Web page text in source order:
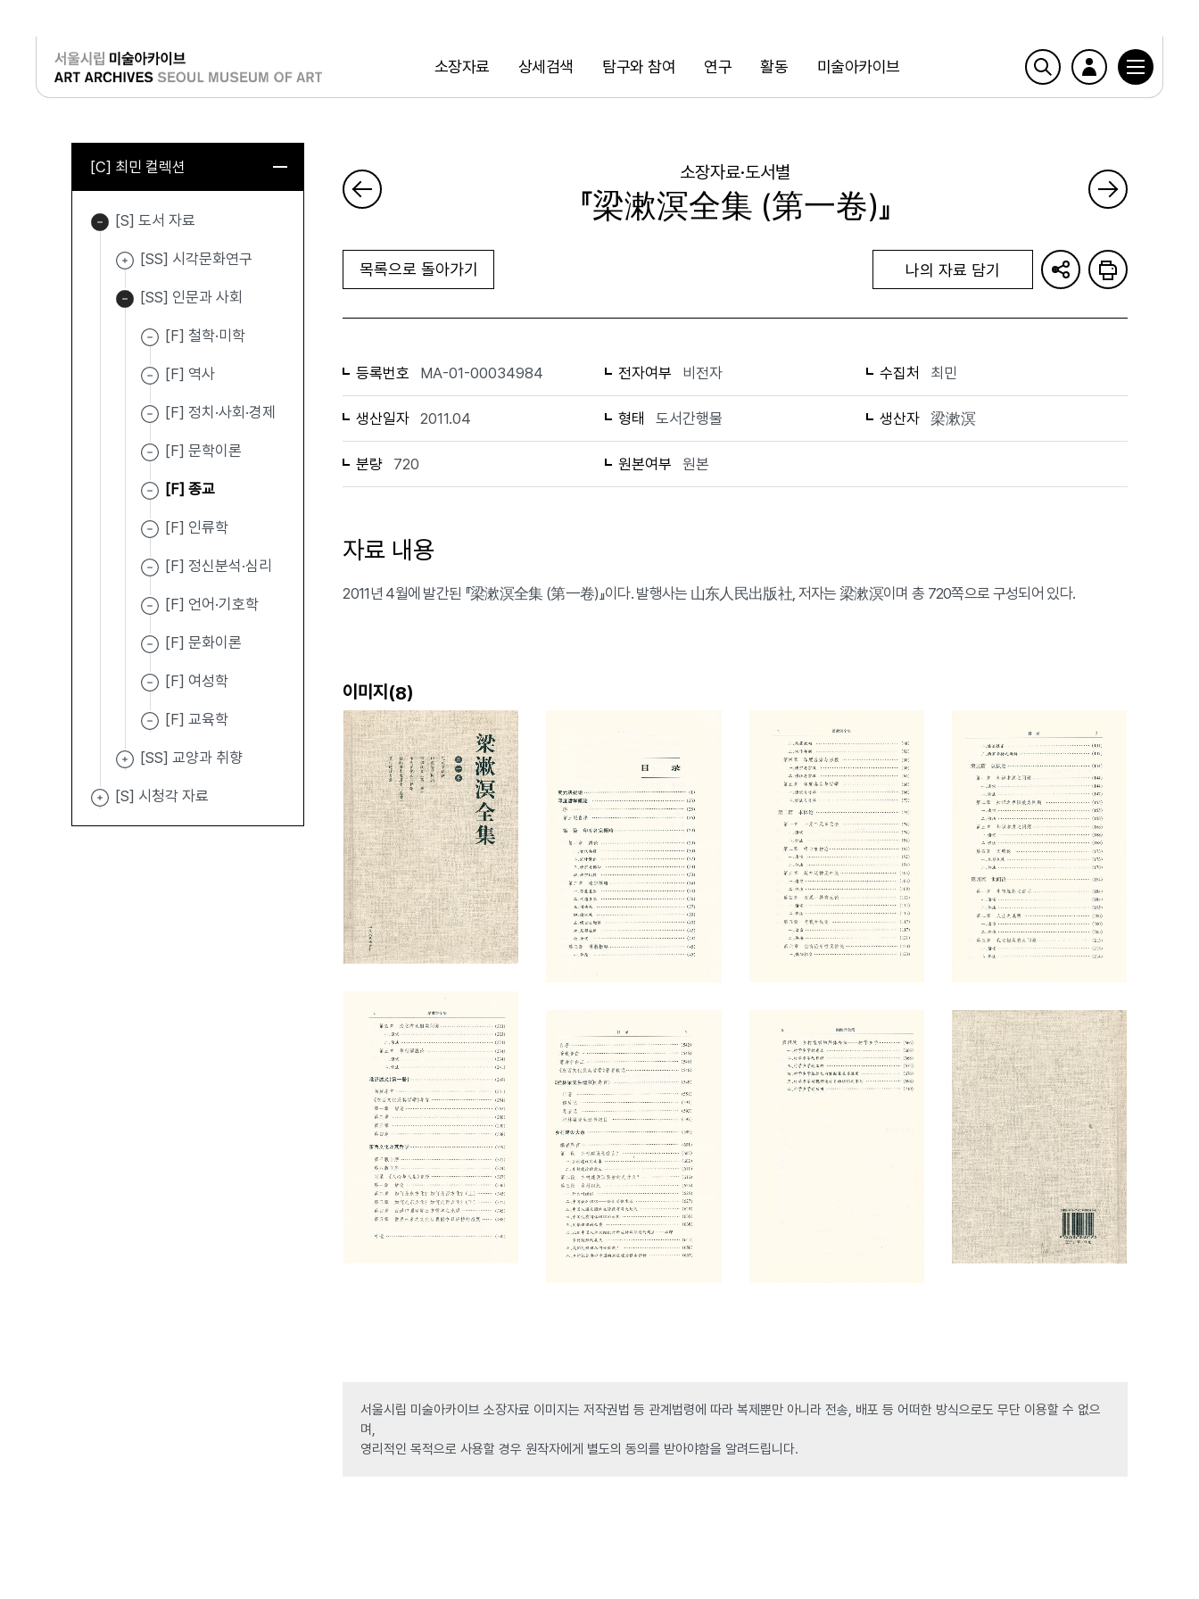
소장자료 상세검색 탐구와 참여 연구 활동 미술아카이브
검색
로그인
[C] 최민 컬렉션
[S] 도서 자료
[SS] 시각문화연구
[SS] 인문과 사회
[F] 철학·미학
[F] 역사
[F] 정치·사회·경제
[F] 문학이론
[F] 종교
[F] 인류학
[F] 정신분석·심리
[F] 언어·기호학
[F] 문화이론
[F] 여성학
[F] 교육학
[SS] 교양과 취향
[S] 시청각 자료
소장자료·도서별
『梁漱溟全集 (第一卷)』
목록으로 돌아가기 나의 자료 담기
등록번호 MA-01-00034984 전자여부 비전자 수집처 최민
생산일자 2011.04 형태 도서간행물 생산자 梁漱溟
분량 720 원본여부 원본
자료 내용
2011년 4월에 발간된 『梁漱溟全集 (第一卷)』이다. 발행사는 山东人民出版社, 저자는 梁漱溟이며 총 720쪽으로 구성되어 있다.
이미지(8)
서울시립 미술아카이브 소장자료 이미지는 저작권법 등 관계법령에 따라 복제뿐만 아니라 전송, 배포 등 어떠한 방식으로도 무단 이용할 수 없으
며,
영리적인 목적으로 사용할 경우 원작자에게 별도의 동의를 받아야함을 알려드립니다.